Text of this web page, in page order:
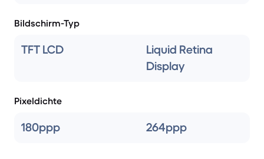
Bildschirm-Typ
TFT LCD
Liquid Retina
Display
Pixeldichte
180ppp 264ppp